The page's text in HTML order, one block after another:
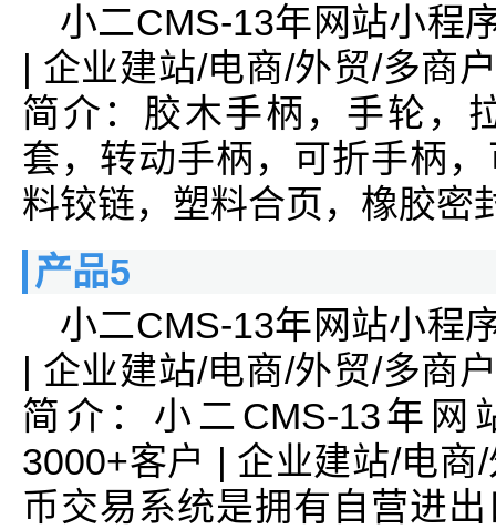
小二CMS-13年网站小程
| 企业建站/电商/外贸/多商
简介：胶木手柄，手轮，
套，转动手柄，可折手柄
料铰链，塑料合页，橡胶密
产品5
小二CMS-13年网站小程
| 企业建站/电商/外贸/多商
简介：小二CMS-13年
3000+客户 | 企业建站/电
币交易系统是拥有自营进